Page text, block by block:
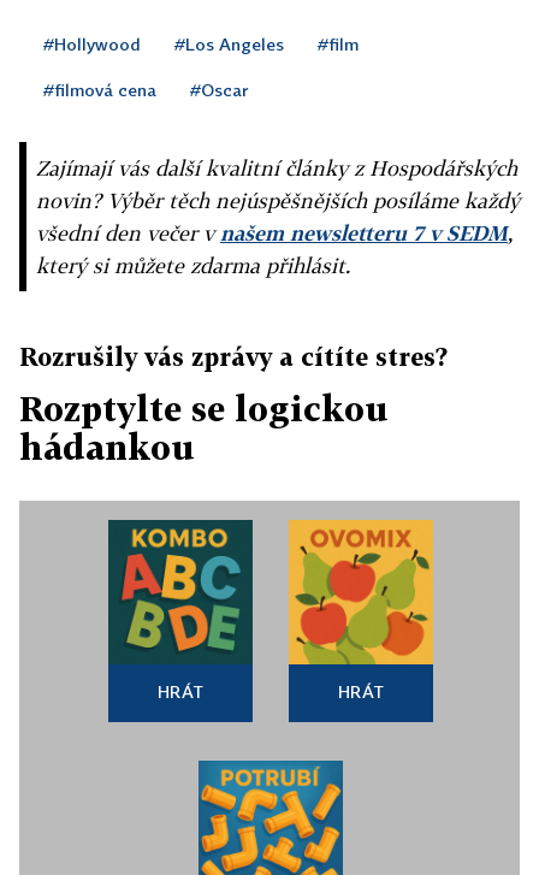
#Hollywood #Los Angeles #film
#filmová cena #Oscar
Zajímají vás další kvalitní články z Hospodářských
novin? Výběr těch nejúspěšnějších posíláme každý
všední den večer vnašem newsletteru 7 v SEDM,
který si můžete zdarma přihlásit.
Rozrušily vás zprávy a cítíte stres?
Rozptylte se logickou
hádankou
HRÁT HRÁT